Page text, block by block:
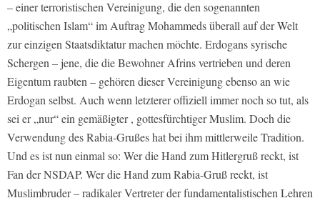
– einer terroristischen Vereinigung, die den sogenannten
„politischen Islam“ im Auftrag Mohammeds überall auf der Welt
zur einzigen Staatsdiktatur machen möchte. Erdogans syrische
Schergen – jene, die die Bewohner Afrins vertrieben und deren
Eigentum raubten – gehören dieser Vereinigung ebenso an wie
Erdogan selbst. Auch wenn letzterer offiziell immer noch so tut, als
sei er „nur“ ein gemäßigter , gottesfürchtiger Muslim. Doch die
Verwendung des Rabia-Grußes hat bei ihm mittlerweile Tradition.
Und es ist nun einmal so: Wer die Hand zum Hitlergruß reckt, ist
Fan der NSDAP. Wer die Hand zum Rabia-Gruß reckt, ist
Muslimbruder – radikaler Vertreter der fundamentalistischen Lehren